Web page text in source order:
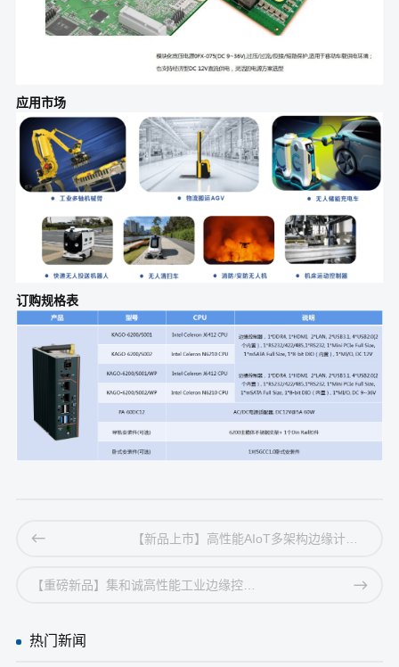
应用市场
订购规格表
【重磅新品】集和诚高性能工业边缘控制器KAGO-6500强势进军高端智能控制器市场
热门新闻